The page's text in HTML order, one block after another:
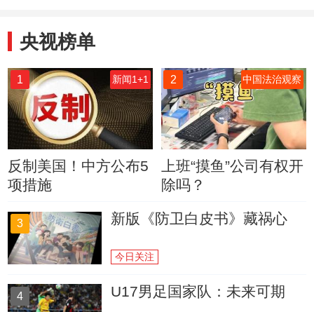
央视榜单
1 新闻1+1
反制美国！中方公布5
项措施
2 中国法治观察
上班“摸鱼”公司有权开
除吗？
3 新版《防卫白皮书》藏祸心
今日关注
4 U17男足国家队：未来可期